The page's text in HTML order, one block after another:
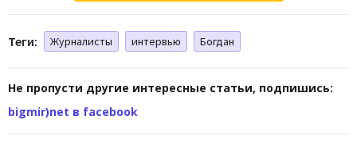
Теги: Журналисты интервью Богдан
Не пропусти другие интересные статьи, подпишись:
bigmir)net в facebook